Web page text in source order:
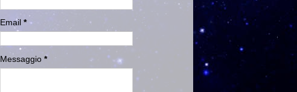
Email *
Messaggio *